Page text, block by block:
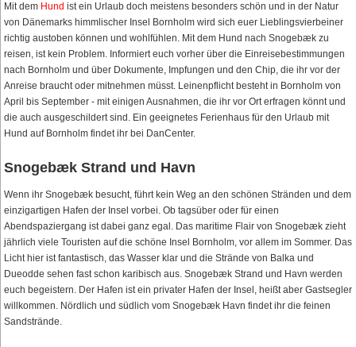
Mit dem Hund ist ein Urlaub doch meistens besonders schön und in der Natur
von Dänemarks himmlischer Insel Bornholm wird sich euer Lieblingsvierbeiner
richtig austoben können und wohlfühlen. Mit dem Hund nach Snogebæk zu
reisen, ist kein Problem. Informiert euch vorher über die Einreisebestimmungen
nach Bornholm und über Dokumente, Impfungen und den Chip, die ihr vor der
Anreise braucht oder mitnehmen müsst. Leinenpflicht besteht in Bornholm von
April bis September - mit einigen Ausnahmen, die ihr vor Ort erfragen könnt und
die auch ausgeschildert sind. Ein geeignetes Ferienhaus für den Urlaub mit
Hund auf Bornholm findet ihr bei DanCenter.
Snogebæk Strand und Havn
Wenn ihr Snogebæk besucht, führt kein Weg an den schönen Stränden und dem
einzigartigen Hafen der Insel vorbei. Ob tagsüber oder für einen
Abendspaziergang ist dabei ganz egal. Das maritime Flair von Snogebæk zieht
jährlich viele Touristen auf die schöne Insel Bornholm, vor allem im Sommer. Das
Licht hier ist fantastisch, das Wasser klar und die Strände von Balka und
Dueodde sehen fast schon karibisch aus. Snogebæk Strand und Havn werden
euch begeistern. Der Hafen ist ein privater Hafen der Insel, heißt aber Gastsegler
willkommen. Nördlich und südlich vom Snogebæk Havn findet ihr die feinen
Sandstrände.